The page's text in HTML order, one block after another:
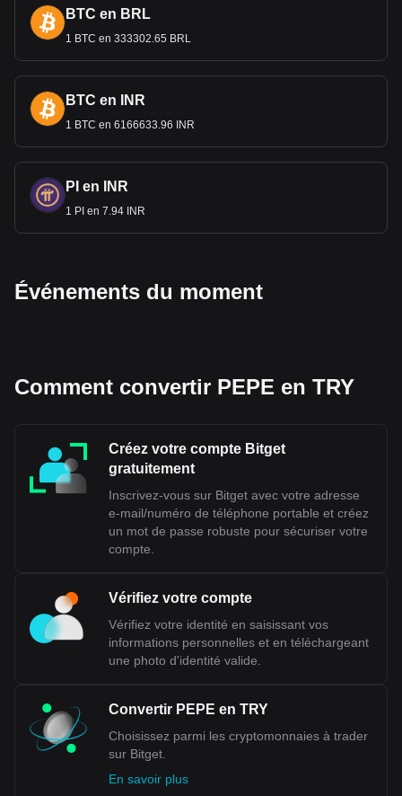
BTC en BRL
1 BTC en 333302.65 BRL
BTC en INR
1 BTC en 6166633.96 INR
PI en INR
1 PI en 7.94 INR
Événements du moment
Comment convertir PEPE en TRY
Créez votre compte Bitget
gratuitement
Inscrivez-vous sur Bitget avec votre adresse
e-mail/numéro de téléphone portable et créez
un mot de passe robuste pour sécuriser votre
compte.
Vérifiez votre compte
Vérifiez votre identité en saisissant vos
informations personnelles et en téléchargeant
une photo d'identité valide.
Convertir PEPE en TRY
Choisissez parmi les cryptomonnaies à trader
sur Bitget.
En savoir plus